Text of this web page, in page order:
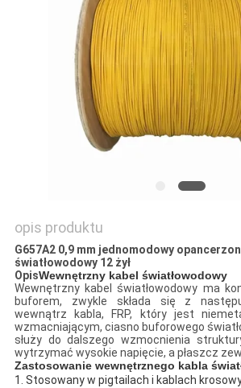
opis produktu
G657A2 0,9 mm jednomodowy
światłowodowy 12 żył
OpisWewnętrzny kabel światłowodowy
Wewnętrzny kabel światłowodowy ma
buforem, zwykle składa się z
wewnątrz kabla, FRP, który jest
wzmacniającym, ciasno buforowego
służy do dalszego wzmocnienia
wytrzymać wysokie napięcie, a płaszcz
Zastosowanie wewnętrznego kabla
1. Stosowany w pigtailach i kablach